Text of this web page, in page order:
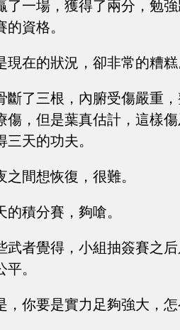
了一場，獲得了兩分，勉
的資格。
現在的狀況，卻非常的糟
斷了三根，內腑受傷嚴重
傷，但是葉真估計，這樣
三天的功夫。
之間想恢復，很難。
的積分賽，夠嗆。
武者覺得，小組抽簽賽之
。
，你要是實力足夠強大，